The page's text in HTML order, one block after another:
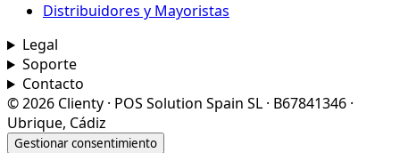
Distribuidores y Mayoristas
Legal
Soporte
Contacto
© 2026 Clienty · POS Solution Spain SL · B67841346 ·
Ubrique, Cádiz
Gestionar consentimiento